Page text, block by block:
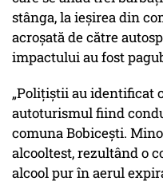
stânga, la ieșirea din
acroșată de către
impactului au fost
„Polițiștii au identificat
autoturismul fiind
comuna Bobicești.
alcooltest, rezultând o
alcool pur în aerul